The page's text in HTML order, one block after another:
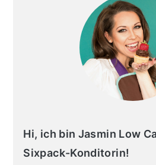
Hi, ich bin Jasmin Low
Sixpack-Konditorin!